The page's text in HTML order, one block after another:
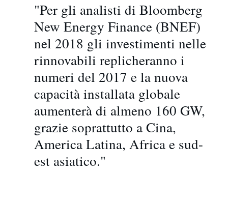
"Per gli analisti di Bloomberg
New Energy Finance (BNEF)
nel 2018 gli investimenti nelle
rinnovabili replicheranno i
numeri del 2017 e la nuova
capacità installata globale
aumenterà di almeno 160 GW,
grazie soprattutto a Cina,
America Latina, Africa e sud-
est asiatico."